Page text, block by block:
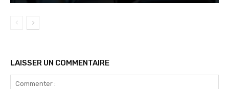
LAISSER UN COMMENTAIRE